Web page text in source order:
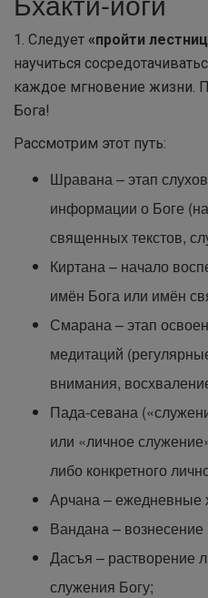
1. Следует «пройти
научиться
каждое мгновение жизни.
Бога!
Рассмотрим этот путь:
Шравана – этап
информации о Боге
священных текстов,
Киртана – начало
имён Бога или имён
Смарана – этап
медитаций
внимания,
Пада-севана
или «личное
либо конкретного
Арчана – ежедневные
Вандана – вознесение
Дасъя – растворение
служения Богу;